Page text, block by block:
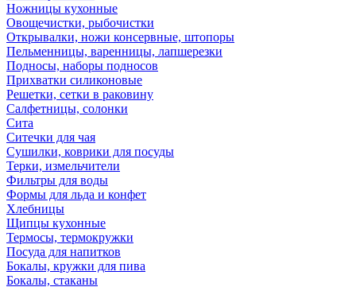
Ножницы кухонные
Овощечистки, рыбочистки
Открывалки, ножи консервные, штопоры
Пельменницы, варенницы, лапшерезки
Подносы, наборы подносов
Прихватки силиконовые
Решетки, сетки в раковину
Салфетницы, солонки
Сита
Ситечки для чая
Сушилки, коврики для посуды
Терки, измельчители
Фильтры для воды
Формы для льда и конфет
Хлебницы
Щипцы кухонные
Термосы, термокружки
Посуда для напитков
Бокалы, кружки для пива
Бокалы, стаканы